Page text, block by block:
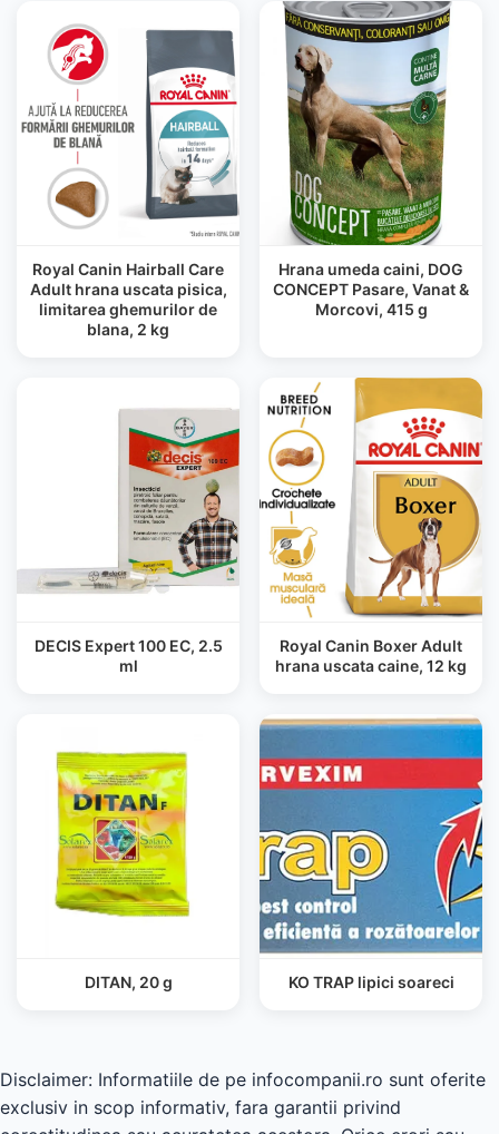
Royal Canin Hairball Care
Adult hrana uscata pisica,
limitarea ghemurilor de
blana, 2 kg
Hrana umeda caini, DOG
CONCEPT Pasare, Vanat &
Morcovi, 415 g
DECIS Expert 100 EC, 2.5
ml
Royal Canin Boxer Adult
hrana uscata caine, 12 kg
DITAN, 20 g KO TRAP lipici soareci
Disclaimer: Informatiile de pe infocompanii.ro sunt oferite
exclusiv in scop informativ, fara garantii privind